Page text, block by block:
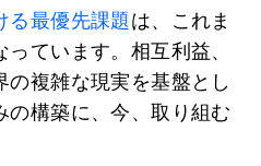
る最優先課題は、これま
ています。相互利益、
複雑な現実を基盤とし
の構築に、今、取り組む